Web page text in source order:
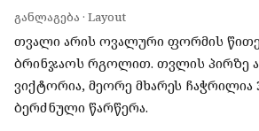
განლაგება · Layout
თვალი არის ოვალური ფორმის
ბრინჯაოს რგოლით. თვლის პირზე
ვიქტორია, მეორე მხარეს
ბერძნული წარწერა.